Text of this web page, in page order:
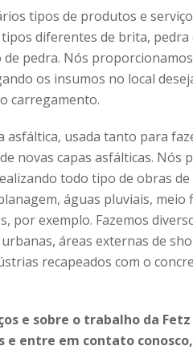
tipos de produtos e
diferentes de brita, pedra
pedra. Nós
os insumos no local
carregamento.
asfáltica, usada tanto para
novas capas asfálticas. Nós
todo tipo de obras
águas pluviais, meio
por exemplo. Fazemos
áreas externas de
recapeados com o
e sobre o trabalho da
e entre em contato